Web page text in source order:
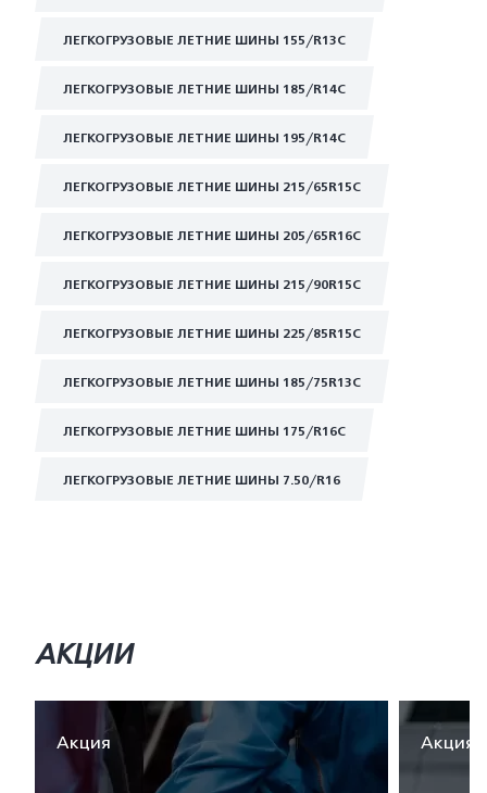
ЛЕГКОГРУЗОВЫЕ ЛЕТНИЕ ШИНЫ 155/R13C
ЛЕГКОГРУЗОВЫЕ ЛЕТНИЕ ШИНЫ 185/R14C
ЛЕГКОГРУЗОВЫЕ ЛЕТНИЕ ШИНЫ 195/R14C
ЛЕГКОГРУЗОВЫЕ ЛЕТНИЕ ШИНЫ 215/65R15C
ЛЕГКОГРУЗОВЫЕ ЛЕТНИЕ ШИНЫ 205/65R16C
ЛЕГКОГРУЗОВЫЕ ЛЕТНИЕ ШИНЫ 215/90R15C
ЛЕГКОГРУЗОВЫЕ ЛЕТНИЕ ШИНЫ 225/85R15C
ЛЕГКОГРУЗОВЫЕ ЛЕТНИЕ ШИНЫ 185/75R13C
ЛЕГКОГРУЗОВЫЕ ЛЕТНИЕ ШИНЫ 175/R16C
ЛЕГКОГРУЗОВЫЕ ЛЕТНИЕ ШИНЫ 7.50/R16
АКЦИИ
Акция Акция